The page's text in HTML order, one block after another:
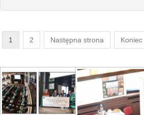
1 2 Następna strona Koniec